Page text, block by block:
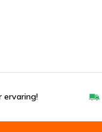
ervaring!